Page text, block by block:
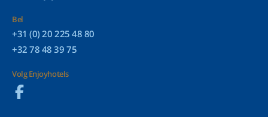
Bel
+31 (0) 20 225 48 80
+32 78 48 39 75
Volg Enjoyhotels